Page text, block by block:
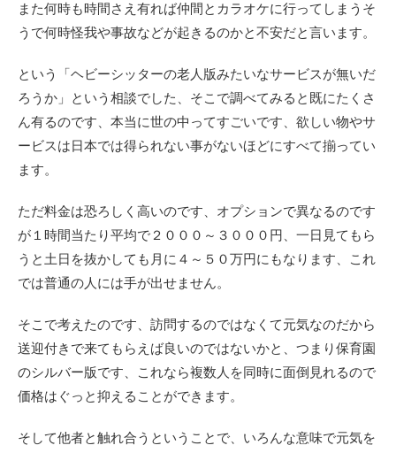
また何時も時間さえ有れば仲間とカラオケに行ってしまうそ
うで何時怪我や事故などが起きるのかと不安だと言います。
という「ヘビーシッターの老人版みたいなサービスが無いだ
ろうか」という相談でした、そこで調べてみると既にたくさ
ん有るのです、本当に世の中ってすごいです、欲しい物やサ
ービスは日本では得られない事がないほどにすべて揃ってい
ます。
ただ料金は恐ろしく高いのです、オプションで異なるのです
が１時間当たり平均で２０００～３０００円、一日見てもら
うと土日を抜かしても月に４～５０万円にもなります、これ
では普通の人には手が出せません。
そこで考えたのです、訪問するのではなくて元気なのだから
送迎付きで来てもらえば良いのではないかと、つまり保育園
のシルバー版です、これなら複数人を同時に面倒見れるので
価格はぐっと抑えることができます。
そして他者と触れ合うということで、いろんな意味で元気を